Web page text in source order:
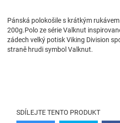
Pánská polokošile s krátkým
200g.Polo ze série Valknut
zádech velký potisk Viking Division
straně hrudi symbol Valknut.
SDÍLEJTE TENTO PRODUKT